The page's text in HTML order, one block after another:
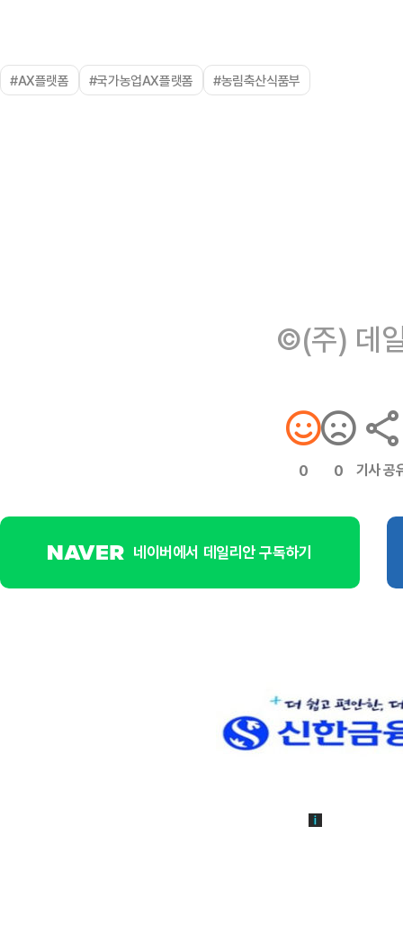
#AX플랫폼 #국가농업AX플랫폼 #농림축산식품부
©(주) 데
0 0 기사 공
네이버에서 데일리안 구독하기